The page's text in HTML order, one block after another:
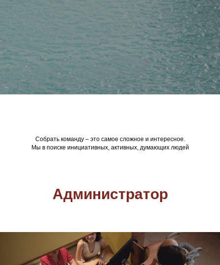
Собрать команду – это самое сложное и интересное.
Мы в поиске инициативных, активных, думающих людей
Администратор